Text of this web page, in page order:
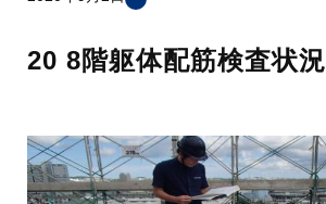
20 8階躯体配筋検査状況